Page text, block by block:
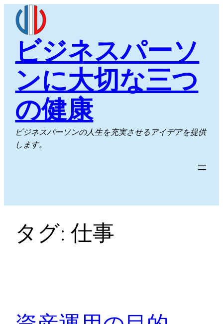
ビジネスパーソ
ンに大切な三つ
の健康
ビジネスパーソンの人生を充実させるアイデアを提供
します。
タグ:仕事